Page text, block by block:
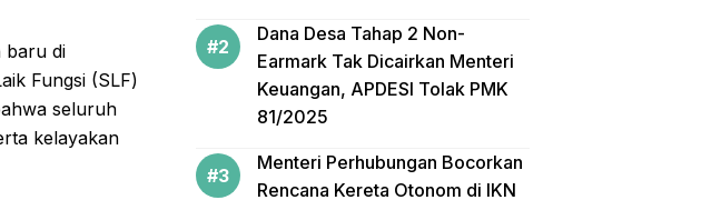
baru di
Fungsi (SLF)
seluruh
kelayakan
Dana Desa Tahap 2 Non-
Earmark Tak Dicairkan Menteri
Keuangan, APDESI Tolak PMK
81/2025
Menteri Perhubungan Bocorkan
Rencana Kereta Otonom di IKN